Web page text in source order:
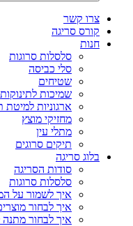
צרו קשר
קורס סריגה
חנות
סלסלות סרוגות
סלי כביסה
שטיחים
שמיכות לתינוקות
ארגוניות למיטת
מחזיקי מוצץ
מתלי עין
תיקים סרוגים
בלוג סריגה
סודות הסריגה
סלסלות סרוגות
איך לשמור על
איך לבחור
איך לבחור מתנה